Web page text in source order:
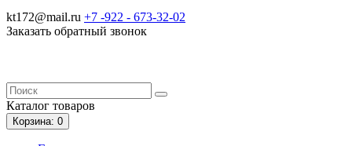
kt172@mail.ru +7 -922 - 673-32-02
Заказать обратный звонок
Каталог товаров
Корзина: 0